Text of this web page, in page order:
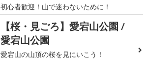
初心者歓迎！山で迷わないために！
【桜・見ごろ】愛宕山公園 /
愛宕山公園
愛宕山の山頂の桜を見にいこう！